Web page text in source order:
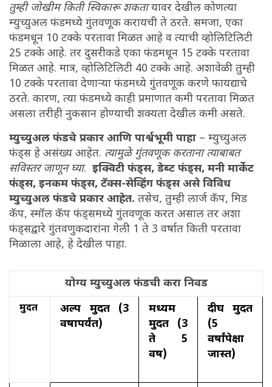
तुम्ही जोखीम किती स्विकारू शकतायावर देखील कोणत्या
म्युच्युअल फंडमध्ये गुंतवणूक करायची ते ठरते. समजा, एका
फंडमधून 10 टक्के परतावा मिळत आहे व त्याची व्होलिटिलिटी
25 टक्के आहे. तर दुसरीकडे एका फंडमधून 15 टक्के परतावा
मिळत आहे. मात्र, व्होलिटिलिटी 40 टक्के आहे. अशावेळी तुम्ही
10 टक्के परतावा देणाऱ्या फंडमध्ये गुंतवणूक करणे फायद्याचे
ठरते. कारण, त्या फंडमध्ये काही प्रमाणात कमी परतावा मिळत
असला तरीही नुकसान होण्याची शक्यता देखील कमी असते.
म्युच्युअल फंडचे प्रकार आणि पार्श्वभूमी पाहा – म्युच्युअल
फंड्स हे असंख्य आहेत. त्यामुळे गुंतवणूक करताना त्याबाबत
सविस्तर जाणून घ्या. इक्विटी फंड्स, डेब्ट फंड्स, मनी मार्केट
फंड्स, इनकम फंड्स, टॅक्स-सेव्हिंग फंड्स असे विविध
म्युच्युअल फंडचे प्रकार आहेत. तसेच, तुम्ही लार्ज कॅप, मिड
कॅप, स्मॉल कॅप फंड्समध्ये गुंतवणूक करत असाल तर अशा
फंड्सद्वारे गुंतवणुकदारांना गेली 1 ते 3 वर्षात किती परतावा
मिळाला आहे, हे देखील पाहा.
योग्य म्युच्युअल फंडची करा निवड
मुदत
अल्प मुदत (3
वर्षापर्यंत)
मध्यम
मुदत (3
ते 5
वर्ष)
दीर्घ मुदत
(5
वर्षांपेक्षा
जास्त)